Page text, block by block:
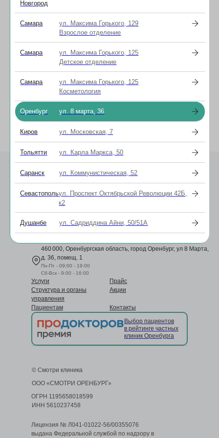
В этом выпуске Наталья Владимировна
делится экспертным мнением о лазерной
коррекции зрения, раскрывая секреты ее
растущей популярности. Вы узнаете о
последних достижениях в этой области,
преимуществах и показаниях к процедуре.
2025-05-24 11:15
Задать вопрос
+7 (3532)902-900
Позвоните мне
460 000, Оренбургская область, город Оренбург, ул 8 Марта,
д. 36, помещ. 1
Пн-Пт - 09:00 - 19:00
Сб-Вск - 9:00 - 16:00
Услуги
Прайс
Структура и органы
управления
Акции
Пациентам
Контакты
Выбор пациентов
в рейтинге частных
клиник Оренбурга
Лицензия № Л041-01022-56/00355076
выдана Федеральной службой по надзору в
ООО «СМОТРИ ОРЕНБУРГ»
© Смотри клиника
ОГРН 1195658018599
ИНН 5610237458
Новгород
Самара
ул. Максима Горького, 129
Взрослое отделение
Самара
ул. Максима Горького, 125
Детское отделение
Самара
ул. Максима Горького, 125
Косметология
Оренбург ул. 8 марта, 36
Киров ул. Московская, 7
Тольятти ул. Карла Маркса, 50
Саранск ул. Коммунистическая, 52
Севастопольул. Проспект Октябрьской Революции 42Б,
к2
Душанбе ул. Садриддина Айни, 50/51А